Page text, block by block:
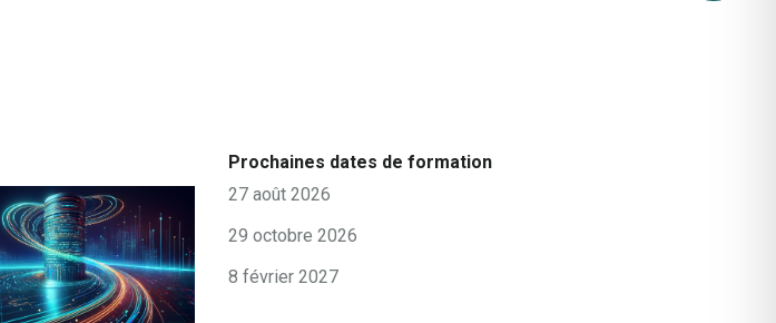
Prochaines dates de formation
27 août 2026
29 octobre 2026
8 février 2027